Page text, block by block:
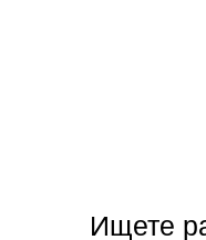
Ищете